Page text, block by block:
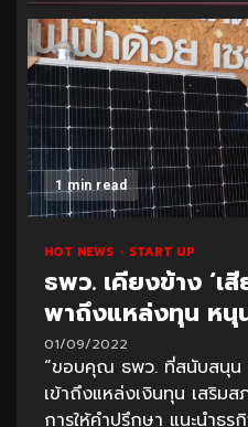
1 min read
HOT NEWS START UP
ธพว. เคียงข้าง ‘เ
พาถึงแหล่งทุน หนุ
01/09/2022
“ขอบคุณ ธพว. ที่สนับสนุน
เข้าถึงแหล่งเงินทุน เสริม
การให้คำปรึกษา แนะนำธุร